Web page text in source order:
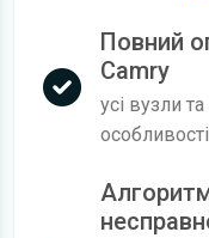
Повний
Camry
усі вузли